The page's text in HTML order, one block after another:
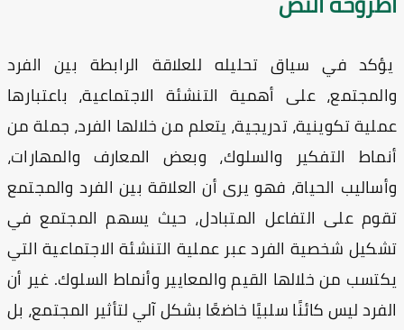
في سياق تحليله للعلاقة الرابطة بين الفرد
على أهمية التنشئة الاجتماعية، باعتبارها
تكوينية، تدريجية، يتعلم من خلالها الفرد، جملة من
التفكير والسلوك، وبعض المعارف والمهارات،
الحياة، فهو يرى أن العلاقة بين الفرد والمجتمع
على التفاعل المتبادل، حيث يسهم المجتمع في
شخصية الفرد عبر عملية التنشئة الاجتماعية التي
من خلالها القيم والمعايير وأنماط السلوك. غير أن
ليس كائنًا سلبيًا خاضعًا بشكل آلي لتأثير المجتمع، بل